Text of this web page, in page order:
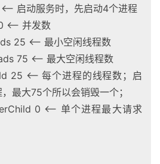
启动服务时，先启动4个进程
<– 并发数
25 <– 最小空闲线程数
75 <– 最大空闲线程数
25 <– 每个进程的线程数；启
最大75个所以会销毁一个；
0 <– 单个进程最大请求